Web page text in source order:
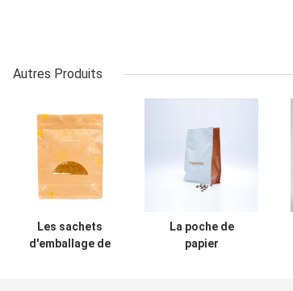
Autres Produits
Les sachets
d'emballage de
La poche de
papier